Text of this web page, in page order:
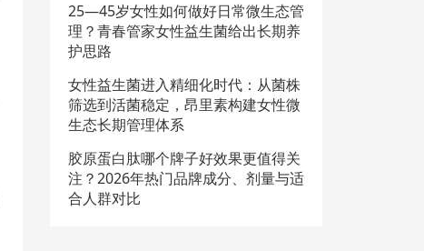
25—45岁女性如何做好日常微生态管
理？青春管家女性益生菌给出长期养
护思路
女性益生菌进入精细化时代：从菌株
筛选到活菌稳定，昂里素构建女性微
生态长期管理体系
胶原蛋白肽哪个牌子好效果更值得关
注？2026年热门品牌成分、剂量与适
合人群对比